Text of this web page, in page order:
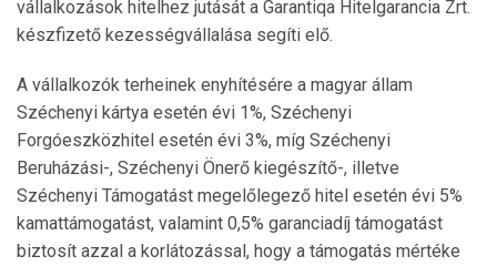
vállalkozások hitelhez jutását a Garantiqa Hitelgarancia Zrt.
készfizető kezességvállalása segíti elő.
A vállalkozók terheinek enyhítésére a magyar állam
Széchenyi kártya esetén évi 1%, Széchenyi
Forgóeszközhitel esetén évi 3%, míg Széchenyi
Beruházási-, Széchenyi Önerő kiegészítő-, illetve
Széchenyi Támogatást megelőlegező hitel esetén évi 5%
kamattámogatást, valamint 0,5% garanciadíj támogatást
biztosít azzal a korlátozással, hogy a támogatás mértéke